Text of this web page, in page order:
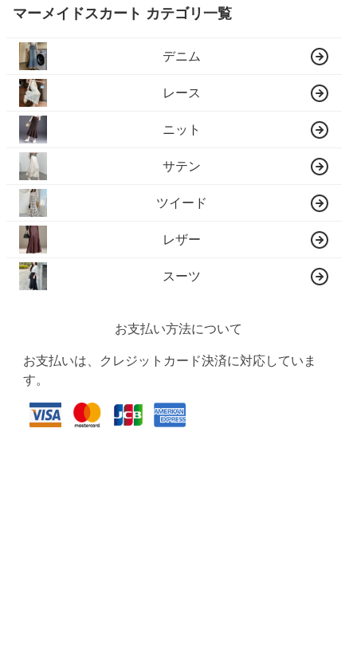
マーメイドスカート カテゴリ一覧
デニム
レース
ニット
サテン
ツイード
レザー
スーツ
お支払い方法について
お支払いは、クレジットカード決済に対応していま
す。